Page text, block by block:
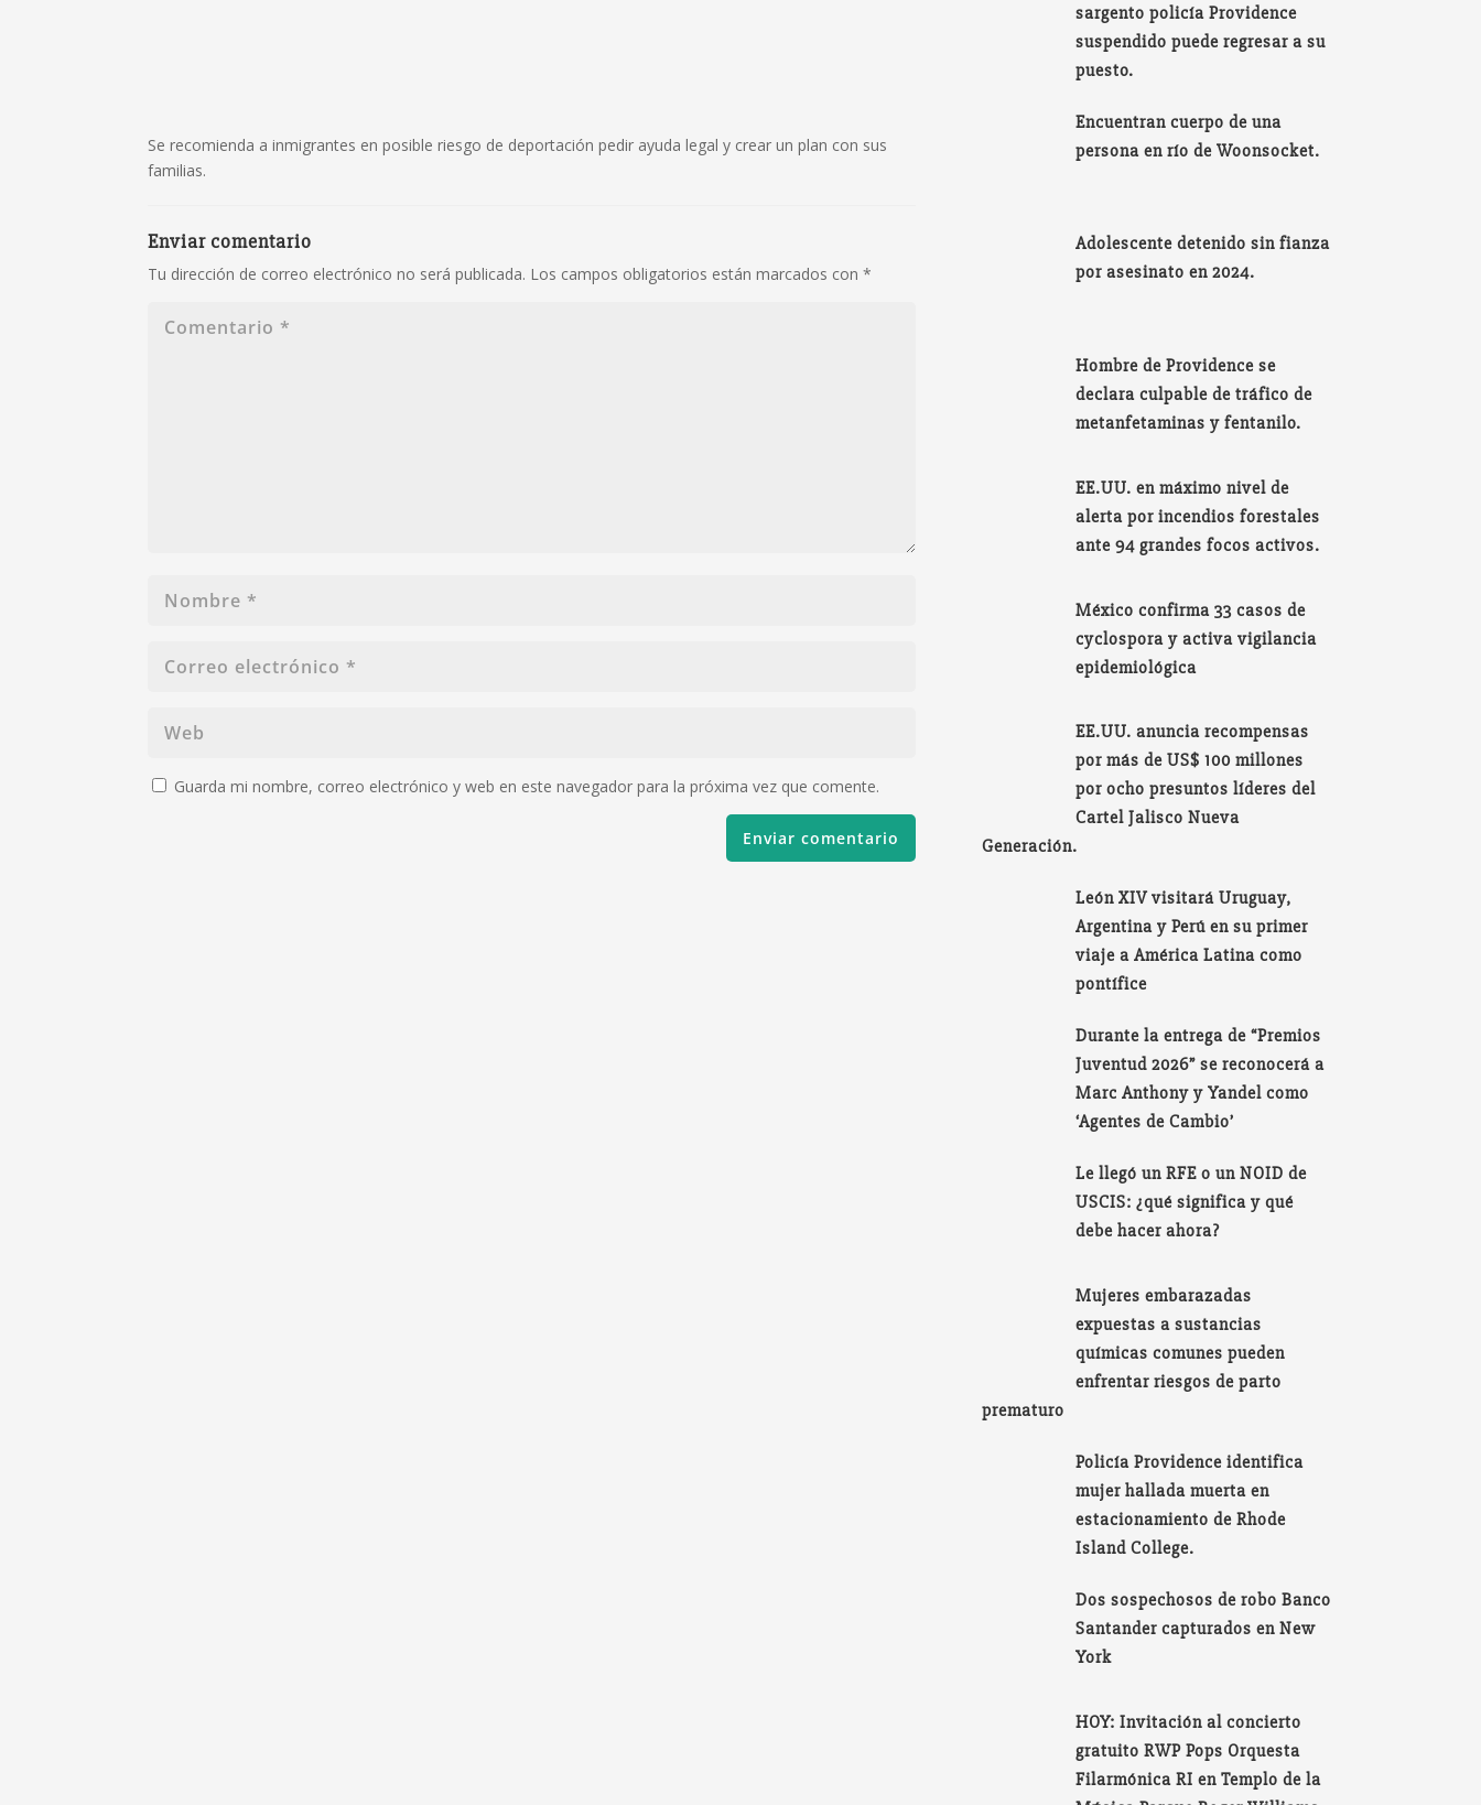
Se recomienda a inmigrantes en posible riesgo de deportación pedir ayuda legal y crear un plan con sus
familias.
Enviar comentario
Tu dirección de correo electrónico no será publicada. Los campos obligatorios están marcados con*
Guarda mi nombre, correo electrónico y web en este navegador para la próxima vez que comente.
sargento policía Providence
suspendido puede regresar a su
puesto.
Encuentran cuerpo de una
persona en río de Woonsocket.
Adolescente detenido sin fianza
por asesinato en 2024.
Hombre de Providence se
declara culpable de tráfico de
metanfetaminas y fentanilo.
EE.UU. en máximo nivel de
alerta por incendios forestales
ante 94 grandes focos activos.
México confirma 33 casos de
cyclospora y activa vigilancia
epidemiológica
EE.UU. anuncia recompensas
por más de US$ 100 millones
por ocho presuntos líderes del
Cartel Jalisco Nueva
Generación.
León XIV visitará Uruguay,
Argentina y Perú en su primer
viaje a América Latina como
pontífice
Durante la entrega de “Premios
Juventud 2026” se reconocerá a
Marc Anthony y Yandel como
‘Agentes de Cambio’
Le llegó un RFE o un NOID de
USCIS: ¿qué significa y qué
debe hacer ahora?
Mujeres embarazadas
expuestas a sustancias
químicas comunes pueden
enfrentar riesgos de parto
prematuro
Policía Providence identifica
mujer hallada muerta en
estacionamiento de Rhode
Island College.
Dos sospechosos de robo Banco
Santander capturados en New
York
HOY: Invitación al concierto
gratuito RWP Pops Orquesta
Filarmónica RI en Templo de la